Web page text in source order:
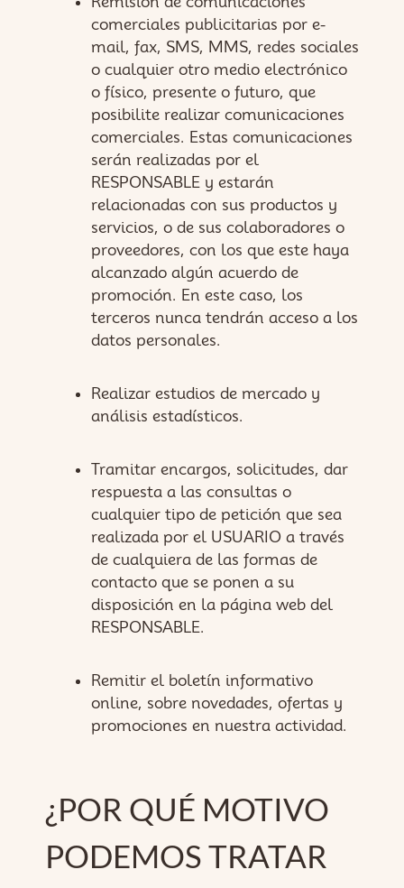
comerciales publicitarias por e-
mail, fax, SMS, MMS, redes sociales
o cualquier otro medio electrónico
o físico, presente o futuro, que
posibilite realizar comunicaciones
comerciales. Estas comunicaciones
serán realizadas por el
RESPONSABLE y estarán
relacionadas con sus productos y
servicios, o de sus colaboradores o
proveedores, con los que este haya
alcanzado algún acuerdo de
promoción. En este caso, los
terceros nunca tendrán acceso a los
datos personales.
Realizar estudios de mercado y
análisis estadísticos.
Tramitar encargos, solicitudes, dar
respuesta a las consultas o
cualquier tipo de petición que sea
realizada por el USUARIO a través
de cualquiera de las formas de
contacto que se ponen a su
disposición en la página web del
RESPONSABLE.
Remitir el boletín informativo
online, sobre novedades, ofertas y
promociones en nuestra actividad.
¿POR QUÉ MOTIVO
PODEMOS TRATAR